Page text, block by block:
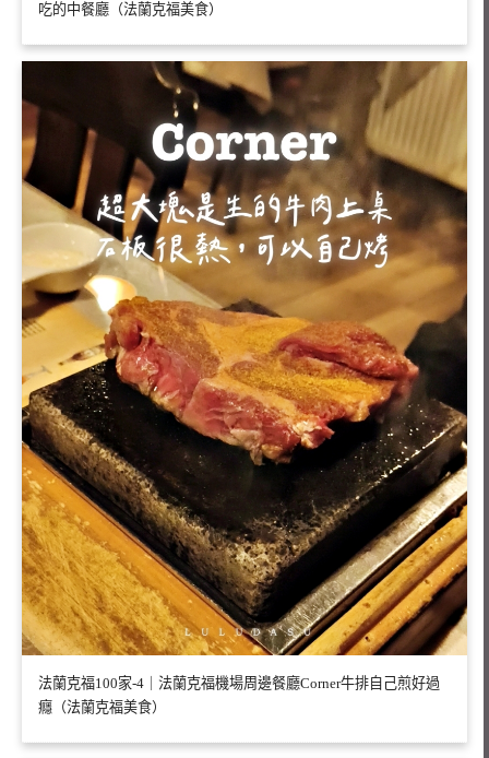
吃的中餐廳（法蘭克福美食）
法蘭克福100家-4｜法蘭克福機場周邊餐廳Corner牛排自己煎好過
癮（法蘭克福美食）